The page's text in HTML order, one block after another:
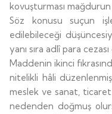
kovuşturması mağdurun
Söz konusu suçun
edilebileceği
yanı sıra adlî para
Maddenin ikinci
nitelikli hâli
meslek ve sanat,
nedenden doğmuş